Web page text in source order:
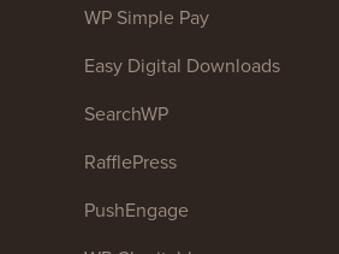
swoje strony internetowe.
Zatrudniamy!
Duplicator